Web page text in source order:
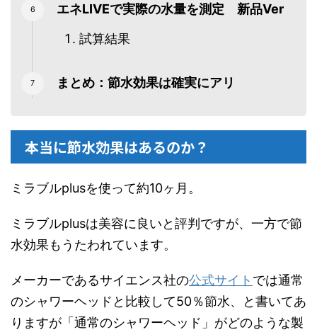
エネLIVEで実際の水量を測定 新品Ver
試算結果
まとめ：節水効果は確実にアリ
本当に節水効果はあるのか？
ミラブルplusを使って約10ヶ月。
ミラブルplusは美容に良いと評判ですが、一方で節
水効果もうたわれています。
メーカーであるサイエンス社の公式サイト では通常
のシャワーヘッドと比較して50％節水、と書いてあ
りますが「通常のシャワーヘッド」がどのような製